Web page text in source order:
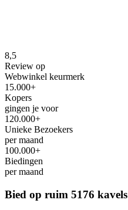
8,5
Review op
Webwinkel keurmerk
15.000+
Kopers
gingen je voor
120.000+
Unieke Bezoekers
per maand
100.000+
Biedingen
per maand
Bied op ruim 5176 kavels